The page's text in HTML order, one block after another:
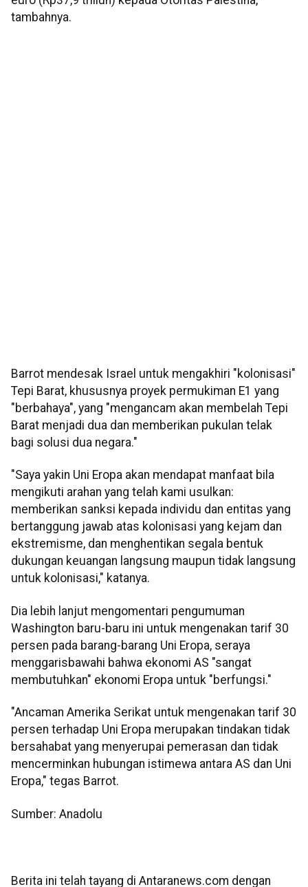
tambahnya.
Barrot mendesak Israel untuk mengakhiri "kolonisasi"
Tepi Barat, khususnya proyek permukiman E1 yang
"berbahaya", yang "mengancam akan membelah Tepi
Barat menjadi dua dan memberikan pukulan telak
bagi solusi dua negara."
"Saya yakin Uni Eropa akan mendapat manfaat bila
mengikuti arahan yang telah kami usulkan:
memberikan sanksi kepada individu dan entitas yang
bertanggung jawab atas kolonisasi yang kejam dan
ekstremisme, dan menghentikan segala bentuk
dukungan keuangan langsung maupun tidak langsung
untuk kolonisasi," katanya.
Dia lebih lanjut mengomentari pengumuman
Washington baru-baru ini untuk mengenakan tarif 30
persen pada barang-barang Uni Eropa, seraya
menggarisbawahi bahwa ekonomi AS "sangat
membutuhkan" ekonomi Eropa untuk "berfungsi."
"Ancaman Amerika Serikat untuk mengenakan tarif 30
persen terhadap Uni Eropa merupakan tindakan tidak
bersahabat yang menyerupai pemerasan dan tidak
mencerminkan hubungan istimewa antara AS dan Uni
Eropa," tegas Barrot.
Sumber: Anadolu
Berita ini telah tayang di Antaranews.com dengan